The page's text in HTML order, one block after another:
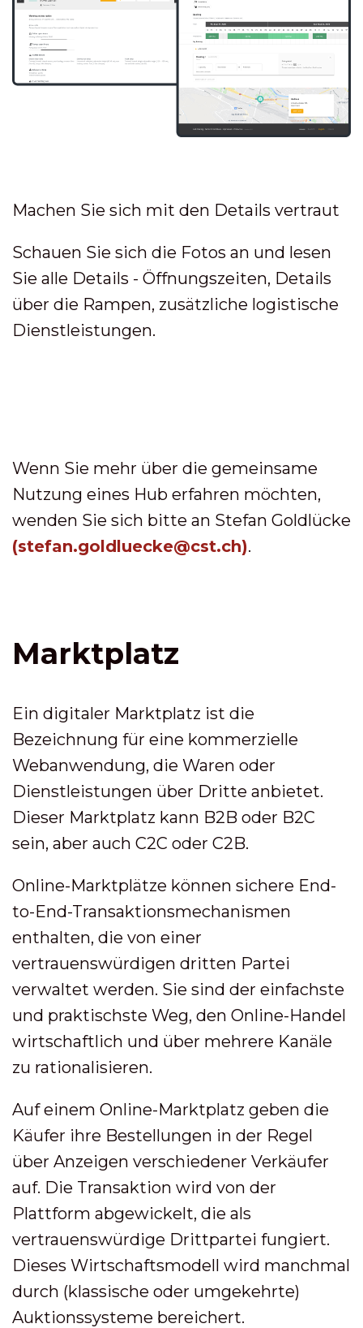
Machen Sie sich mit den Details vertraut
Schauen Sie sich die Fotos an und lesen
Sie alle Details - Öffnungszeiten, Details
über die Rampen, zusätzliche logistische
Dienstleistungen.
Wenn Sie mehr über die gemeinsame
Nutzung eines Hub erfahren möchten,
wenden Sie sich bitte an Stefan Goldlücke
(stefan.goldluecke@cst.ch).
Marktplatz
Ein digitaler Marktplatz ist die
Bezeichnung für eine kommerzielle
Webanwendung, die Waren oder
Dienstleistungen über Dritte anbietet.
Dieser Marktplatz kann B2B oder B2C
sein, aber auch C2C oder C2B.
Online-Marktplätze können sichere End-
to-End-Transaktionsmechanismen
enthalten, die von einer
vertrauenswürdigen dritten Partei
verwaltet werden. Sie sind der einfachste
und praktischste Weg, den Online-Handel
wirtschaftlich und über mehrere Kanäle
zu rationalisieren.
Auf einem Online-Marktplatz geben die
Käufer ihre Bestellungen in der Regel
über Anzeigen verschiedener Verkäufer
auf. Die Transaktion wird von der
Plattform abgewickelt, die als
vertrauenswürdige Drittpartei fungiert.
Dieses Wirtschaftsmodell wird manchmal
durch (klassische oder umgekehrte)
Auktionssysteme bereichert.